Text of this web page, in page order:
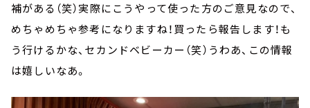
補がある（笑）実際にこうやって使った方のご意見なので、
めちゃめちゃ参考になりますね！買ったら報告します！も
う行けるかな、セカンドベビーカー（笑）うわあ、この情報
は嬉しいなあ。